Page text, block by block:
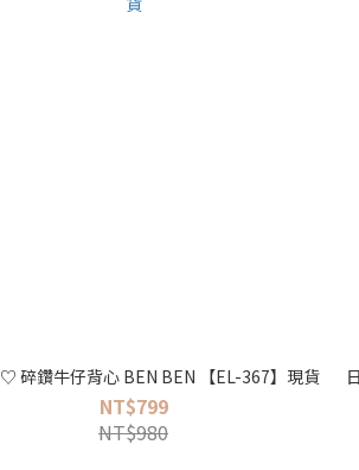
閃亮亮 ♡ 碎鑽牛仔背心 BEN BEN 【EL-367】現貨
NT$799
NT$980